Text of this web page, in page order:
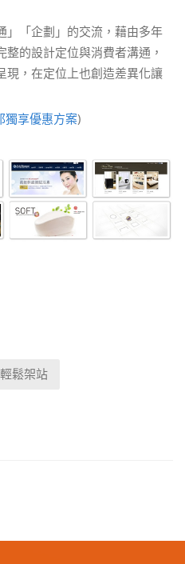
」「企劃」的交流，藉由多年
的設計定位與消費者溝通，
現，在定位上也創造差異化讓
獨享優惠方案)
鬆架站